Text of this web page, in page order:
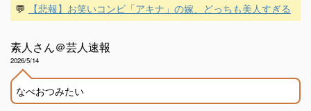
💬 【悲報】お笑いコンビ「アキナ」の嫁、どっちも美人すぎる
素人さん＠芸人速報
2026/5/14
なべおつみたい